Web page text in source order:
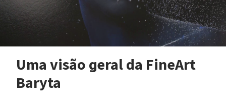
Uma visão geral da FineArt
Baryta